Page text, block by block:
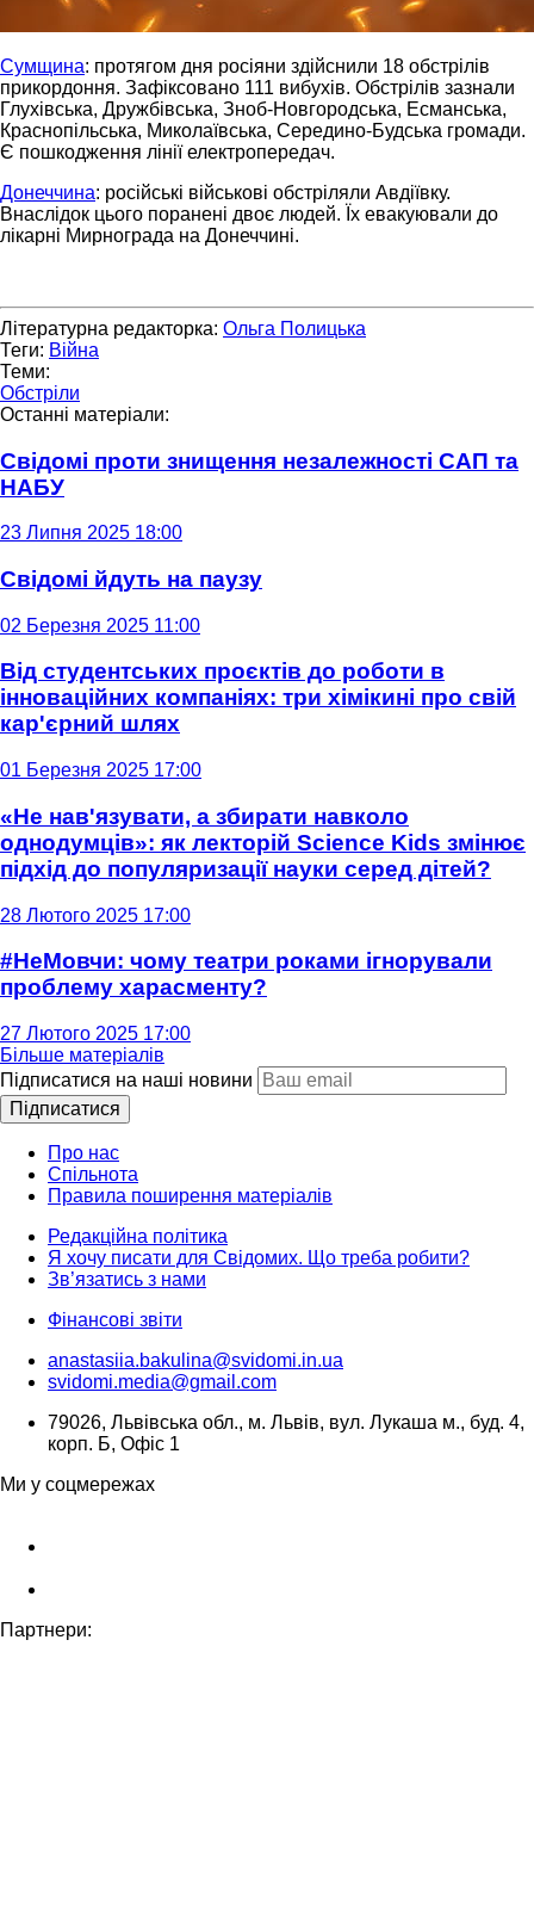
Сумщина: протягом дня росіяни здійснили 18 обстрілів
прикордоння. Зафіксовано 111 вибухів. Обстрілів зазнали
Глухівська, Дружбівська, Зноб-Новгородська, Есманська,
Краснопільська, Миколаївська, Середино-Будська громади.
Є пошкодження лінії електропередач.
Донеччина: російські військові обстріляли Авдіївку.
Внаслідок цього поранені двоє людей. Їх евакуювали до
лікарні Мирнограда на Донеччині.
Літературна редакторка: Ольга Полицька
Теги: Війна
Теми:
Обстріли
Останні матеріали:
Свідомі проти знищення незалежності САП та
НАБУ
23 Липня 2025 18:00
Свідомі йдуть на паузу
02 Березня 2025 11:00
Від студентських проєктів до роботи в
інноваційних компаніях: три хімікині про свій
кар'єрний шлях
01 Березня 2025 17:00
«Не нав'язувати, а збирати навколо
однодумців»: як лекторій Science Kids змінює
підхід до популяризації науки серед дітей?
28 Лютого 2025 17:00
#НеМовчи: чому театри роками ігнорували
проблему харасменту?
27 Лютого 2025 17:00
Більше матеріалів
Підписатися на наші новини
Підписатися
Про нас
Спільнота
Правила поширення матеріалів
Редакційна політика
Я хочу писати для Свідомих. Що треба робити?
Зв’язатись з нами
Фінансові звіти
anastasiia.bakulina@svidomi.in.ua
svidomi.media@gmail.com
79026, Львівська обл., м. Львів, вул. Лукаша м., буд. 4,
корп. Б, Офіс 1
Ми у соцмережах
Партнери: